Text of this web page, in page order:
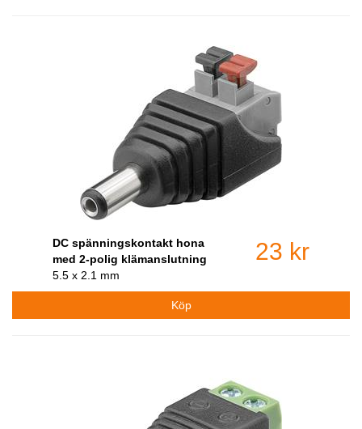
DC spänningskontakt hona
med 2-polig klämanslutning
5.5 x 2.1 mm
23 kr